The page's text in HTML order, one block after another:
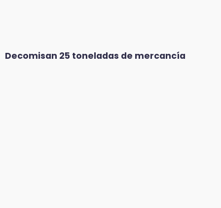
Decomisan 25 toneladas de mercancía